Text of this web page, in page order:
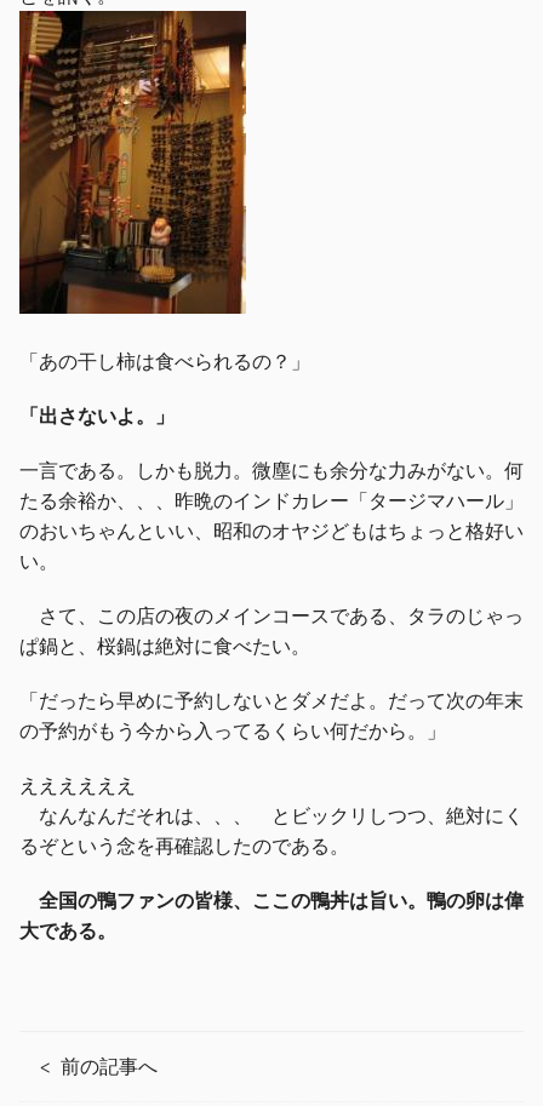
「あの干し柿は食べられるの？」
「出さないよ。」
一言である。しかも脱力。微塵にも余分な力みがない。何
たる余裕か、、、昨晩のインドカレー「タージマハール」
のおいちゃんといい、昭和のオヤジどもはちょっと格好い
い。
さて、この店の夜のメインコースである、タラのじゃっ
ぱ鍋と、桜鍋は絶対に食べたい。
「だったら早めに予約しないとダメだよ。だって次の年末
の予約がもう今から入ってるくらい何だから。」
ええええええ
なんなんだそれは、、、 とビックリしつつ、絶対にく
るぞという念を再確認したのである。
全国の鴨ファンの皆様、ここの鴨丼は旨い。鴨の卵は偉
大である。
前の記事へ